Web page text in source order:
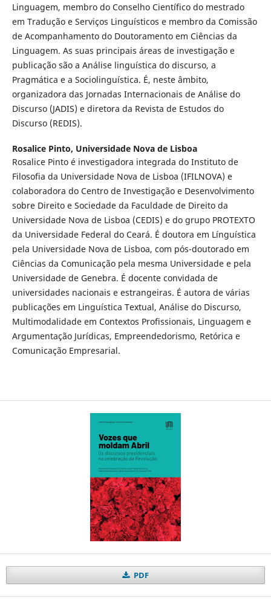
Linguagem, membro do Conselho Científico do mestrado
em Tradução e Serviços Linguísticos e membro da Comissão
de Acompanhamento do Doutoramento em Ciências da
Linguagem. As suas principais áreas de investigação e
publicação são a Análise linguística do discurso, a
Pragmática e a Sociolinguística. É, neste âmbito,
organizadora das Jornadas Internacionais de Análise do
Discurso (JADIS) e diretora da Revista de Estudos do
Discurso (REDIS).
Rosalice Pinto, Universidade Nova de Lisboa
Rosalice Pinto é investigadora integrada do Instituto de
Filosofia da Universidade Nova de Lisboa (IFILNOVA) e
colaboradora do Centro de Investigação e Desenvolvimento
sobre Direito e Sociedade da Faculdade de Direito da
Universidade Nova de Lisboa (CEDIS) e do grupo PROTEXTO
da Universidade Federal do Ceará. É doutora em Línguística
pela Universidade Nova de Lisboa, com pós-doutorado em
Ciências da Comunicação pela mesma Universidade e pela
Universidade de Genebra. É docente convidada de
universidades nacionais e estrangeiras. É autora de várias
publicações em Linguística Textual, Análise do Discurso,
Multimodalidade em Contextos Profissionais, Linguagem e
Argumentação Jurídicas, Empreendedorismo, Retórica e
Comunicação Empresarial.
PDF